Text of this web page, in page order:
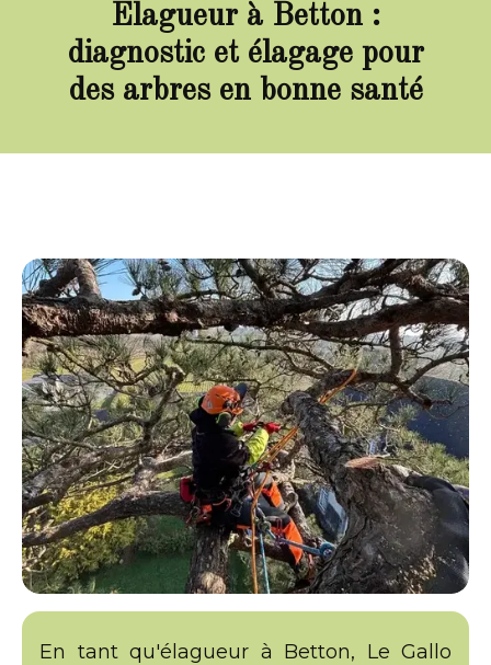
Elagueur à Betton :
diagnostic et élagage pour
des arbres en bonne santé
En tant qu'élagueur à Betton, Le Gallo